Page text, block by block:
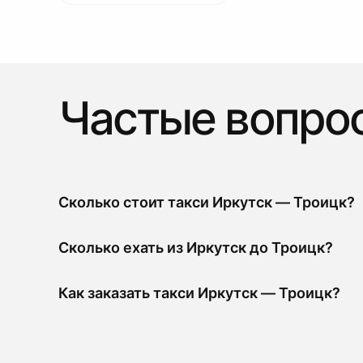
Частые
Сколько стоит такси Иркутск — Троицк?
Сколько ехать из Иркутск до Троицк?
Как заказать такси Иркутск — Троицк?